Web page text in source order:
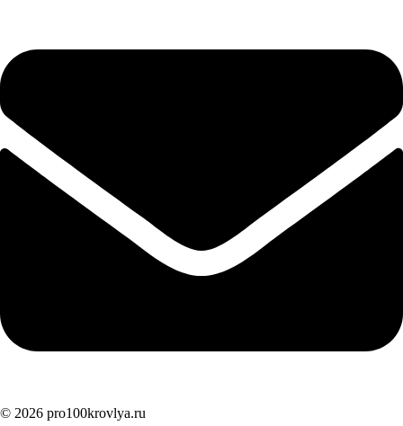
© 2026 pro100krovlya.ru